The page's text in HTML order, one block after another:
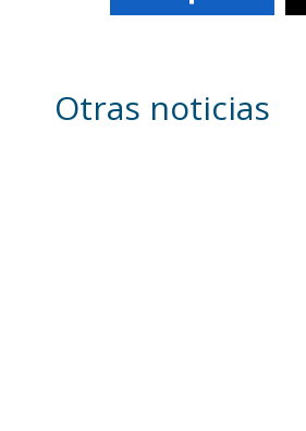
Otras noticias